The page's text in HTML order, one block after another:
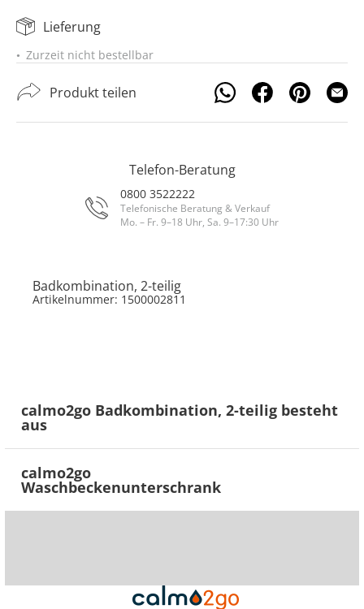
Lieferung
Zurzeit nicht bestellbar
Produkt teilen
Telefon-Beratung
0800 3522222
Telefonische Beratung & Verkauf
Mo. – Fr. 9–18 Uhr, Sa. 9–17:30 Uhr
Badkombination, 2-teilig
Artikelnummer: 1500002811
calmo2go Badkombination, 2-teilig besteht
aus
calmo2go
Waschbeckenunterschrank